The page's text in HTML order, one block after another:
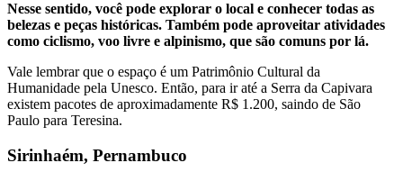
Nesse sentido, você pode explorar o local e conhecer todas as
belezas e peças históricas. Também pode aproveitar atividades
como ciclismo, voo livre e alpinismo, que são comuns por lá.
Vale lembrar que o espaço é um Patrimônio Cultural da
Humanidade pela Unesco. Então, para ir até a Serra da Capivara
existem pacotes de aproximadamente R$ 1.200, saindo de São
Paulo para Teresina.
Sirinhaém, Pernambuco